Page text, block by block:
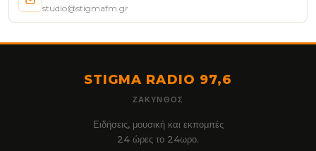
studio@stigmafm.gr
STIGMA RADIO 97,6
ΖΆΚΥΝΘΟΣ
Ειδήσεις, μουσική και εκπομπές
24 ώρες το 24ωρο.